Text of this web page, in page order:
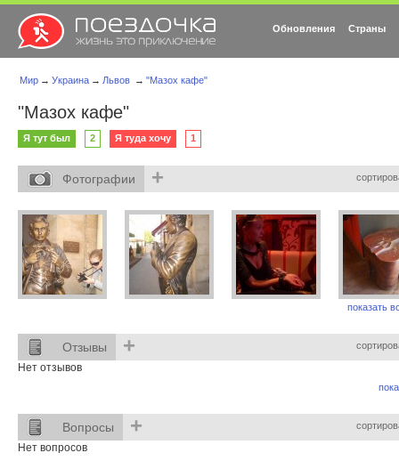
Обновления Страны
Мир → Украина → Львов → "Мазох кафе"
"Мазох кафе"
Я тут был 2 Я туда хочу 1
Фотографии +
показать
Отзывы +
Нет отзывов
Вопросы +
Нет вопросов